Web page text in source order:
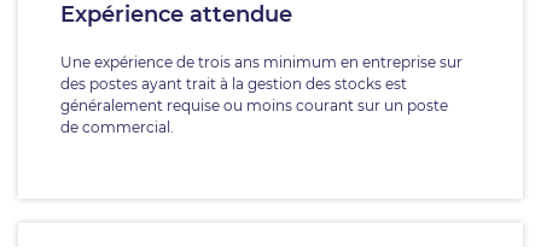
Expérience attendue
Une expérience de trois ans minimum en entreprise sur
des postes ayant trait à la gestion des stocks est
généralement requise ou moins courant sur un poste
de commercial.